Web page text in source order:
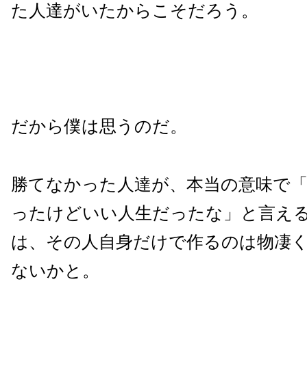
た人達がいたからこそだろう。
だから僕は思うのだ。
勝てなかった人達が、本当の意味で
ったけどいい人生だったな」と言え
は、その人自身だけで作るのは物凄
ないかと。